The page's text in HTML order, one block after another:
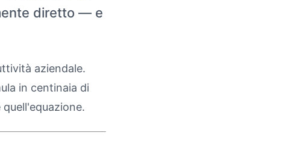
diretto — e
aziendale.
in centinaia di